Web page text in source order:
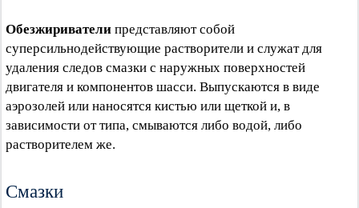
Обезжириватели представляют собой
суперсильнодействующие растворители и служат для
удаления следов смазки с наружных поверхностей
двигателя и компонентов шасси. Выпускаются в виде
аэрозолей или наносятся кистью или щеткой и, в
зависимости от типа, смываются либо водой, либо
растворителем же.
Смазки